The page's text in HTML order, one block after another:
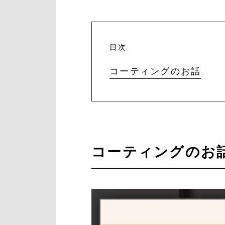
目次
コーティングのお話
コーティングのお